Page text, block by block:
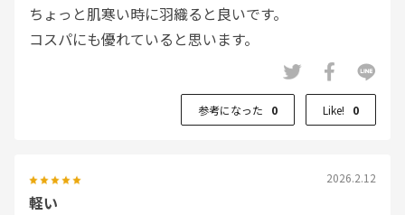
ちょっと肌寒い時に羽織ると良いです。
コスパにも優れていると思います。
参考になった 0 Like! 0
2026.2.12
軽い